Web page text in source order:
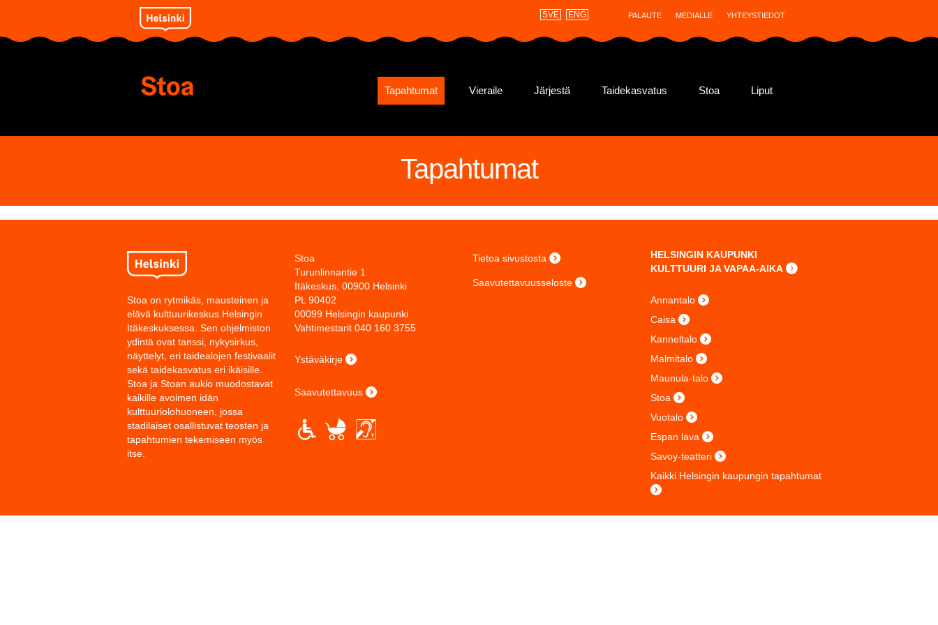
YHTEYSTIEDOT
MEDIALLE
PALAUTE
SVE ENG
Tapahtumat Vieraile Järjestä Taidekasvatus Stoa Liput
Tapahtumat
Stoa on rytmikäs, mausteinen ja
elävä kulttuurikeskus Helsingin
Itäkeskuksessa. Sen ohjelmiston
ydintä ovat tanssi, nykysirkus,
näyttelyt, eri taidealojen festivaalit
sekä taidekasvatus eri ikäisille.
Stoa ja Stoan aukio muodostavat
kaikille avoimen idän
kulttuuriolohuoneen, jossa
stadilaiset osallistuvat teosten ja
tapahtumien tekemiseen myös
itse.
Stoa
Turunlinnantie 1
Itäkeskus, 00900 Helsinki
PL 90402
00099 Helsingin kaupunki
Vahtimestarit 040 160 3755
Ystäväkirje
Saavutettavuus
Tietoa sivustosta
Saavutettavuusseloste
HELSINGIN KAUPUNKI
KULTTUURI JA VAPAA-AIKA
Annantalo
Caisa
Kanneltalo
Malmitalo
Maunula-talo
Stoa
Vuotalo
Espan lava
Savoy-teatteri
Kaikki Helsingin kaupungin tapahtumat